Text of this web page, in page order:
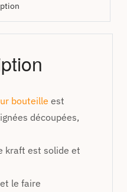
bouteille est
découpées,
kraft est solide et
et le faire